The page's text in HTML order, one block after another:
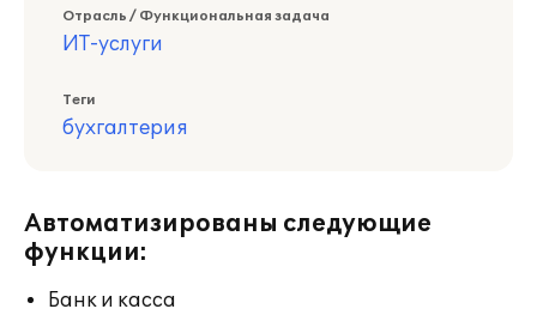
Отрасль / Функциональная задача
ИТ-услуги
Теги
бухгалтерия
Автоматизированы следующие
функции:
Банк и касса